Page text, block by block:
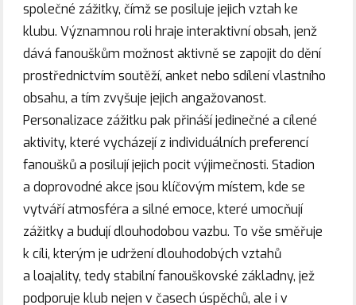
společné zážitky, čímž se posiluje jejich vztah ke
klubu. Významnou roli hraje interaktivní obsah, jenž
dává fanouškům možnost aktivně se zapojit do dění
prostřednictvím soutěží, anket nebo sdílení vlastního
obsahu, a tím zvyšuje jejich angažovanost.
Personalizace zážitku pak přináší jedinečné a cílené
aktivity, které vycházejí z individuálních preferencí
fanoušků a posilují jejich pocit výjimečnosti. Stadion
a doprovodné akce jsou klíčovým místem, kde se
vytváří atmosféra a silné emoce, které umocňují
zážitky a budují dlouhodobou vazbu. To vše směřuje
k cíli, kterým je udržení dlouhodobých vztahů
a loajality, tedy stabilní fanouškovské základny, jež
podporuje klub nejen v časech úspěchů, ale i v